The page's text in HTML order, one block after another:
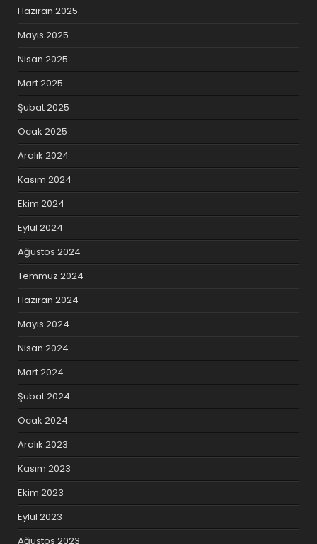
Haziran 2025
Mayıs 2025
Nisan 2025
Mart 2025
Şubat 2025
Ocak 2025
Aralık 2024
Kasım 2024
Ekim 2024
Eylül 2024
Ağustos 2024
Temmuz 2024
Haziran 2024
Mayıs 2024
Nisan 2024
Mart 2024
Şubat 2024
Ocak 2024
Aralık 2023
Kasım 2023
Ekim 2023
Eylül 2023
Ağustos 2023